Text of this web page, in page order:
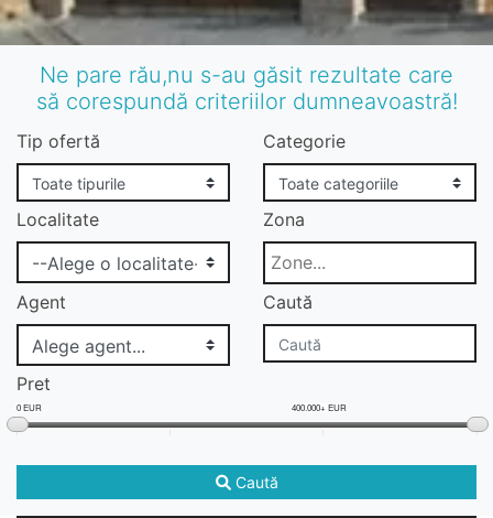
Ne pare rău,nu s-au găsit rezultate care
să corespundă criteriilor dumneavoastră!
Tip ofertă Categorie
Localitate Zona
Agent Caută
Pret
0 EUR 400.000+ EUR
Caută